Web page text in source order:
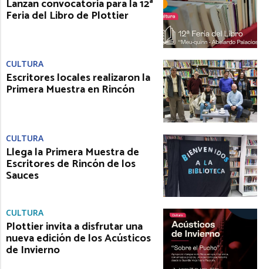
Lanzan convocatoria para la 12ª
Feria del Libro de Plottier
CULTURA
Escritores locales realizaron la
Primera Muestra en Rincón
CULTURA
Llega la Primera Muestra de
Escritores de Rincón de los
Sauces
CULTURA
Plottier invita a disfrutar una
nueva edición de los Acústicos
de Invierno